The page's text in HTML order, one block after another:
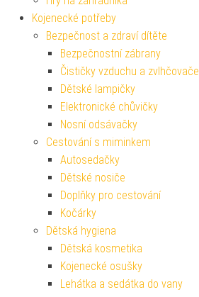
Kojenecké potřeby
Bezpečnost a zdraví dítěte
Bezpečnostní zábrany
Čističky vzduchu a zvlhčovače
Dětské lampičky
Elektronické chůvičky
Nosní odsávačky
Cestování s miminkem
Autosedačky
Dětské nosiče
Doplňky pro cestování
Kočárky
Dětská hygiena
Dětská kosmetika
Kojenecké osušky
Lehátka a sedátka do vany